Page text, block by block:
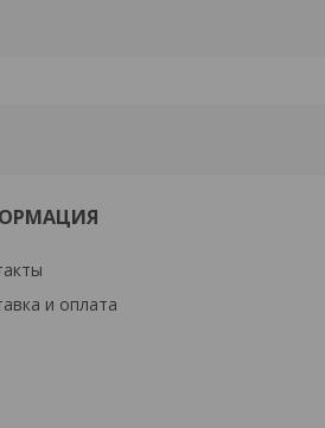
и оплата